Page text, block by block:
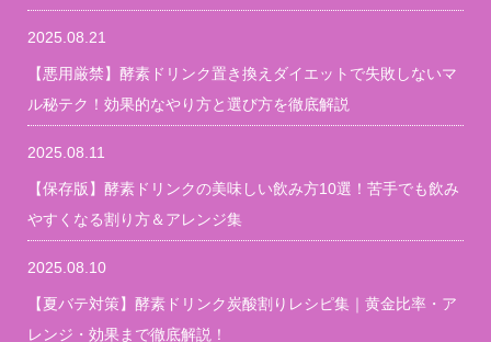
2025.08.21
【悪用厳禁】酵素ドリンク置き換えダイエットで失敗しないマ
ル秘テク！効果的なやり方と選び方を徹底解説
2025.08.11
【保存版】酵素ドリンクの美味しい飲み方10選！苦手でも飲み
やすくなる割り方＆アレンジ集
2025.08.10
【夏バテ対策】酵素ドリンク炭酸割りレシピ集｜黄金比率・ア
レンジ・効果まで徹底解説！